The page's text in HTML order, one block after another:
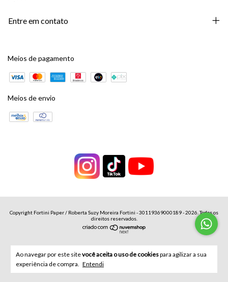
Ao navegar por este sitevocê aceita o uso de cookiespara agilizar a sua
experiência de compra. Entendi
Entre em contato
Meios de pagamento
Meios de envio
Copyright Fortini Paper / Roberta Suzy Moreira Fortini - 30119369000189 - 2026. Todos os
direitos reservados.